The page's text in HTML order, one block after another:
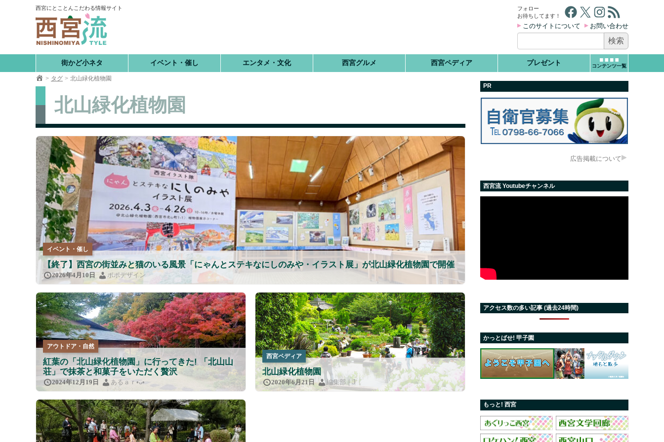
西宮にとことんこだわる情報サイト
街かど小ネタ イベント・催し エンタメ・文化 西宮グルメ 西宮ペディア プレゼント コンテンツ一覧
フォロー
お待ちしてます！
Facebook X Instagram RSS フィード
このサイトについて お問い合わせ
索:
タグ 北山緑化植物園
北山緑化植物園
イベント・催し
【終了】西宮の街並みと猫のいる風景「にゃんとステキなにしのみや・イラスト展」が北山緑化植物園で開催
2026年4月10日 ポポデザイン
アウトドア・自然
紅葉の「北山緑化植物園」に行ってきた! 「北山山
荘」で抹茶と和菓子をいただく贅沢
2024年12月19日 あるａｒ•⁠ᴗ⁠•⁠
西宮ペディア
北山緑化植物園
2020年6月21日 編集部｜J
PR
広告掲載について
西宮流 Youtubeチャンネル
アクセス数の多い記事 (過去24時間)
かっとばせ! 甲子園
もっと! 西宮